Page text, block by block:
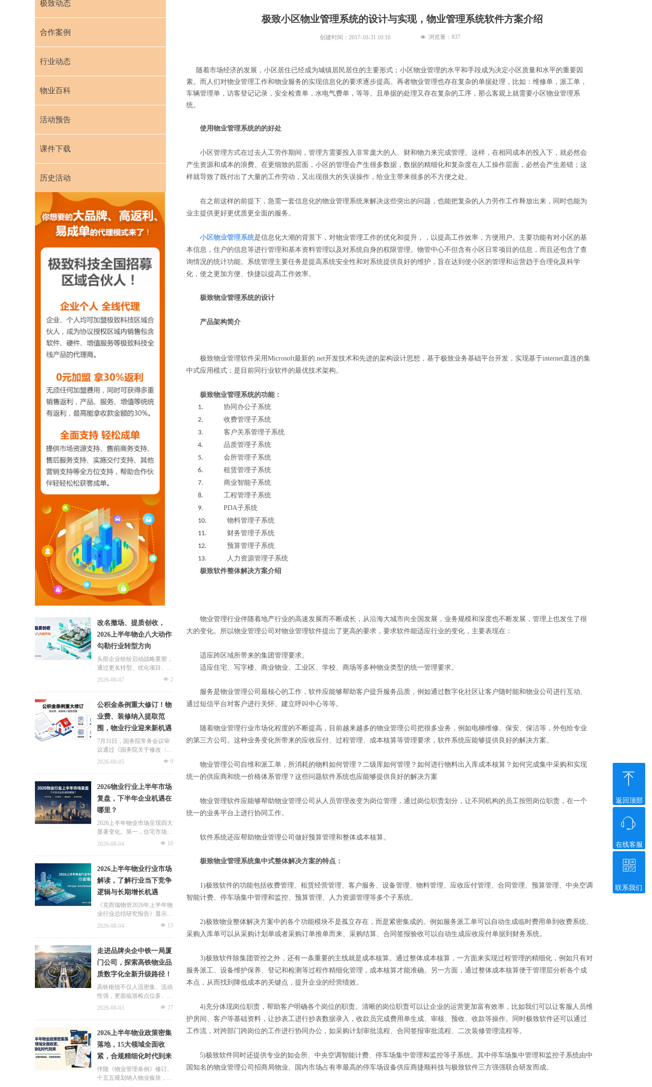
极致小区物业管理系统的设计与实现，物业管理系统软件方案介绍
随着市场经济的发展，小区居住已经成为城镇居民居住的主要形式；小区物业管理的水平和手段成为决定小区质量和水平的重要因
素。而人们对物业管理工作和物业服务的实现信息化的要求逐步提高。再者物业管理也存在复杂的单据处理，比如：维修单，派工单，
车辆管理单，访客登记记录，安全检查单，水电气费单，等等。且单据的处理又存在复杂的工序，那么客观上就需要小区物业管理系
统。
使用物业管理系统的的好处
小区管理方式在过去人工劳作期间，管理方需要投入非常庞大的人、财和物力来完成管理。这样，在相同成本的投入下，就必然会
产生资源和成本的浪费。在更细致的层面，小区的管理会产生很多数据，数据的精细化和复杂度在人工操作层面，必然会产生差错；这
样就导致了既付出了大量的工作劳动，又出现很大的失误操作，给业主带来很多的不方便之处。
在之前这样的前提下，急需一套信息化的物业管理系统来解决这些突出的问题，也能把复杂的人力劳作工作释放出来，同时也能为
业主提供更好更优质更全面的服务。
小区物业管理系统是信息化大潮的背景下，对物业管理工作的优化和提升，，以提高工作效率，方便用户。主要功能有对小区的基
本信息，住户的信息等进行管理和基本资料管理以及对系统自身的权限管理。物管中心不但含有小区日常项目的信息，而且还包含了查
询情况的统计功能。系统管理主要任务是提高系统安全性和对系统提供良好的维护，旨在达到使小区的管理和运营趋于合理化及科学
化，使之更加方便、快捷以提高工作效率。
极致物业管理系统的设计
产品架构简介
极致物业管理软件采用Microsoft最新的.net开发技术和先进的架构设计思想，基于极致业务基础平台开发，实现基于internet直连的集
中式应用模式；是目前同行业软件的最优技术架构。
极致物业管理系统的功能：
1.
协同办公子系统
2.
收费管理子系统
3.
客户关系管理子系统
4.
品质管理子系统
5.
会所管理子系统
6.
租赁管理子系统
7.
商业智能子系统
8.
工程管理子系统
9.
PDA子系统
10.
物料管理子系统
11.
财务管理子系统
12.
预算管理子系统
13.
人力资源管理子系统
极致软件整体解决方案介绍
物业管理行业伴随着地产行业的高速发展而不断成长，从沿海大城市向全国发展，业务规模和深度也不断发展，管理上也发生了很
大的变化。所以物业管理公司对物业管理软件提出了更高的要求，要求软件能适应行业的变化，主要表现在：
适应跨区域所带来的集团管理要求。
适应住宅、写字楼、商业物业、工业区、学校、商场等多种物业类型的统一管理要求。
服务是物业管理公司最核心的工作，软件应能够帮助客户提升服务品质，例如通过数字化社区让客户随时能和物业公司进行互动、
通过短信平台对客户进行关怀、建立呼叫中心等等。
随着物业管理行业市场化程度的不断提高，目前越来越多的物业管理公司把很多业务，例如电梯维修、保安、保洁等，外包给专业
的第三方公司。这种业务变化所带来的应收应付、过程管理、成本核算等管理要求，软件系统应能够提供良好的解决方案。
物业管理公司自维和派工单，所消耗的物料如何管理？二级库如何管理？如何进行物料出入库成本核算？如何完成集中采购和实现
统一的供应商和统一价格体系管理？这些问题软件系统也应能够提供良好的解决方案
物业管理软件应能够帮助物业管理公司从人员管理改变为岗位管理，通过岗位职责划分，让不同机构的员工按照岗位职责，在一个
统一的业务平台上进行协同工作。
软件系统还应帮助物业管理公司做好预算管理和整体成本核算。
极致物业管理系统集中式整体解决方案的特点：
1)极致软件的功能包括收费管理、租赁经营管理、客户服务、设备管理、物料管理、应收应付管理、合同管理、预算管理、中央空调
智能计费、停车场集中管理和监控、预算管理、人力资源管理等多个子系统。
2)极致物业整体解决方案中的各个功能模块不是孤立存在，而是紧密集成的。例如服务派工单可以自动生成临时费用单到收费系统、
采购入库单可以从采购计划单或者采购订单推单而来、采购结算、合同签报验收可以自动生成应收应付单据到财务系统。
3)极致软件除集团管控之外，还有一条重要的主线就是成本核算。通过整体成本核算，一方面来实现过程管理的精细化，例如只有对
服务派工、设备维护保养、登记和检测等过程作精细化管理，成本核算才能准确。另一方面，通过整体成本核算便于管理层分析各个成
本点，从而找到降低成本的关键点，提升企业的经营绩效。
4)充分体现岗位职责，帮助客户明确各个岗位的职责。清晰的岗位职责可以让企业的运营更加富有效率，比如我们可以让客服人员维
护房间、客户等基础资料，让抄表工进行抄表数据录入，收款员完成费用单生成、审核、预收、收款等操作。同时极致软件还可以通过
工作流，对跨部门跨岗位的工作进行协同办公，如采购计划审批流程、合同签报审批流程、二次装修管理流程等。
5)极致软件同时还提供专业的如会所、中央空调智能计费、停车场集中管理和监控等子系统。其中停车场集中管理和监控子系统由中
国知名的物业管理公司招商局物业、国内市场占有率最高的停车场设备供应商捷顺科技与极致软件三方强强联合研发而成。
创建时间： 2017-10-31 10:10
极致动态
合作案例
行业动态
物业百科
活动预告
课件下载
历史活动
넶 浏览量： 837
【相关文章推荐】
改名撤场、提质创收，
2026上半年物企八大动作
勾勒行业转型方向
头部企业纷纷启动战略重塑，
通过更名转型、优化项目、升
级服务、挖掘增值收入等多重
一系列经营动作，也为行业下
半年发展指明方向。
넶 2
2026-08-07
公积金条例重大修订！物
业费、装修纳入提取范
围，物业行业迎来新机遇
7月31日，国务院常务会议审
议通过《国务院关于修改〈住
房公积金管理条例〉的决定
景迎来历史性扩容。提取情形
由原有6种拓展至9种，新增装
修自住住房、支付自住住房物
业费两大民生场景，同时设置
兜底条款支持其他合规住房消
费。这项顶层政策调整，不仅
惠及亿万缴存职工，也将深度
业。
넶 9
2026-08-05
2026物业行业上半年市场
复盘，下半年企业机遇在
哪里？
2026上半年物业市场呈现四大
显著变化。第一，住宅市场全
面进入存量化周期，老旧小区
零散老旧小区运营成本高、单
独经营难以盈利，连片整合、
片区化托管成为主流模式，政
企协同搭建长效运营机制，依
托社区增值服务反哺基础物业
服务，形成可持续经营闭环。
넶 10
2026-08-04
2026上半年物业行业市场
解读，了解行业当下竞争
逻辑与长期增长机遇
《克而瑞物管2026年上半年物
业行业总结研究报告》显示，
新房交付规模持续收缩，存量
最大课题。以上海为标杆，全
国超16座城市落地团购物业、
连片治理、政企协同新模式，
破解小区体量小、收费低、运
营亏损、无人接管难题。
넶 13
2026-08-04
走进品牌央企中铁一局厦
门公司，探索高铁物业品
质数字化全新升级路径！
高铁枢纽不仅人流密集、流动
性强，更面临巡检点位多、频
次高、覆盖广、标准严等多重
厦门公司的实际运营情况，为
其打造适配高铁业务场景的数
字化品质运营方案：通过搭建
标准库量化作业细则，按需动
态调整春运、节假日等特殊时
段的巡检需求，依托照片墙留
存巡检实景，杜绝作弊、敷衍
넶 27
2026-08-03
2026上半年物业政策密集
落地，15大领域全面收
紧，合规精细化时代到来
伴随《物业管理条例》修订、
十五五规划纳入物业板块，行
在线客服
ꁱ
返回顶部
ꁸ
联系我们
ꀥ
微信二维码